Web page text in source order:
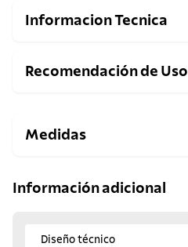
Informacion Tecnica
Recomendación de Uso
Medidas
Información adicional
Diseño técnico